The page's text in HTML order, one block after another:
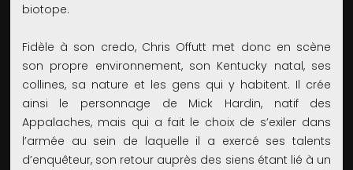
biotope.
Fidèle à son credo, Chris Offutt met donc en scène
son propre environnement, son Kentucky natal, ses
collines, sa nature et les gens qui y habitent. Il crée
ainsi le personnage de Mick Hardin, natif des
Appalaches, mais qui a fait le choix de s’exiler dans
l’armée au sein de laquelle il a exercé ses talents
d’enquêteur, son retour auprès des siens étant lié à un